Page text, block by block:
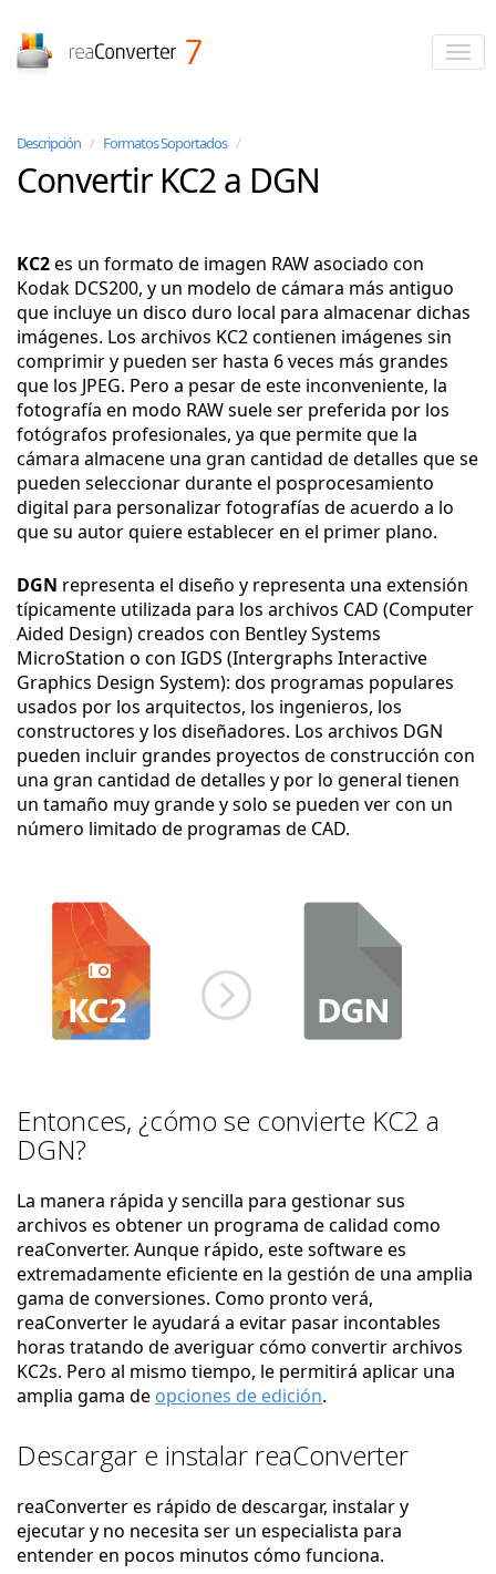
Descripción / Formatos Soportados /
Convertir KC2 a DGN
KC2es un formato de imagen RAW asociado con
Kodak DCS200, y un modelo de cámara más antiguo
que incluye un disco duro local para almacenar dichas
imágenes. Los archivos KC2 contienen imágenes sin
comprimir y pueden ser hasta 6 veces más grandes
que los JPEG. Pero a pesar de este inconveniente, la
fotografía en modo RAW suele ser preferida por los
fotógrafos profesionales, ya que permite que la
cámara almacene una gran cantidad de detalles que se
pueden seleccionar durante el posprocesamiento
digital para personalizar fotografías de acuerdo a lo
que su autor quiere establecer en el primer plano.
DGN representa el diseño y representa una extensión
típicamente utilizada para los archivos CAD (Computer
Aided Design) creados con Bentley Systems
MicroStation o con IGDS (Intergraphs Interactive
Graphics Design System): dos programas populares
usados por los arquitectos, los ingenieros, los
constructores y los diseñadores. Los archivos DGN
pueden incluir grandes proyectos de construcción con
una gran cantidad de detalles y por lo general tienen
un tamaño muy grande y solo se pueden ver con un
número limitado de programas de CAD.
Entonces, ¿cómo se convierte KC2 a
DGN?
La manera rápida y sencilla para gestionar sus
archivos es obtener un programa de calidad como
reaConverter. Aunque rápido, este software es
extremadamente eficiente en la gestión de una amplia
gama de conversiones. Como pronto verá,
reaConverter le ayudará a evitar pasar incontables
horas tratando de averiguar cómo convertir archivos
KC2s. Pero al mismo tiempo, le permitirá aplicar una
amplia gama de opciones de edición.
Descargar e instalar reaConverter
reaConverter es rápido de descargar, instalar y
ejecutar y no necesita ser un especialista para
entender en pocos minutos cómo funciona.